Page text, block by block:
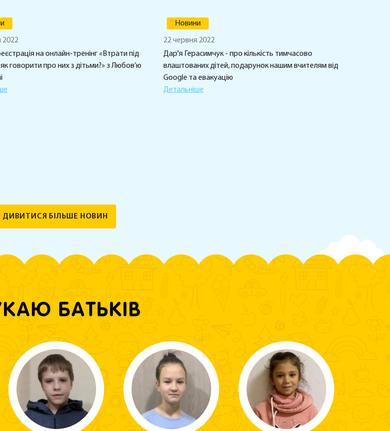
2022
на онлайн-тренінг «Втрати під
як говорити про них з дітьми?» з Любов’ю
Новини
22 червня 2022
Дар'я Герасимчук - про кількість тимчасово
влаштованих дітей, подарунок нашим вчителям від
Google та евакуацію
Детальніше
ДИВИТИСЯ БІЛЬШЕ НОВИН
БАТЬКІВ